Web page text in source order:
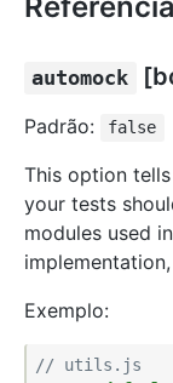
Referência
automock
Padrão: false
This option
your tests
modules used
Exemplo:
// utils.js